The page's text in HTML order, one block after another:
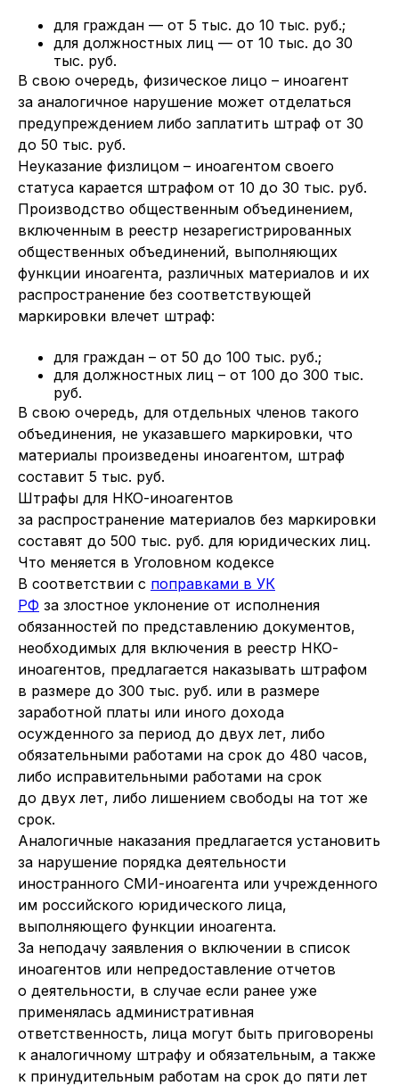
для граждан — от 5 тыс. до 10 тыс. руб.;
для должностных лиц — от 10 тыс. до 30
тыс. руб.
В свою очередь, физическое лицо – иноагент
за аналогичное нарушение может отделаться
предупреждением либо заплатить штраф от 30
до 50 тыс. руб.
Неуказание физлицом – иноагентом своего
статуса карается штрафом от 10 до 30 тыс. руб.
Производство общественным объединением,
включенным в реестр незарегистрированных
общественных объединений, выполняющих
функции иноагента, различных материалов и их
распространение без соответствующей
маркировки влечет штраф:
для граждан – от 50 до 100 тыс. руб.;
для должностных лиц – от 100 до 300 тыс.
руб.
В свою очередь, для отдельных членов такого
объединения, не указавшего маркировки, что
материалы произведены иноагентом, штраф
составит 5 тыс. руб.
Штрафы для НКО-иноагентов
за распространение материалов без маркировки
составят до 500 тыс. руб. для юридических лиц.
Что меняется в Уголовном кодексе
В соответствии с поправками в УК
РФ за злостное уклонение от исполнения
обязанностей по представлению документов,
необходимых для включения в реестр НКО-
иноагентов, предлагается наказывать штрафом
в размере до 300 тыс. руб. или в размере
заработной платы или иного дохода
осужденного за период до двух лет, либо
обязательными работами на срок до 480 часов,
либо исправительными работами на срок
до двух лет, либо лишением свободы на тот же
срок.
Аналогичные наказания предлагается установить
за нарушение порядка деятельности
иностранного СМИ-иноагента или учрежденного
им российского юридического лица,
выполняющего функции иноагента.
За неподачу заявления о включении в список
иноагентов или непредоставление отчетов
о деятельности, в случае если ранее уже
применялась административная
ответственность, лица могут быть приговорены
к аналогичному штрафу и обязательным, а также
к принудительным работам на срок до пяти лет